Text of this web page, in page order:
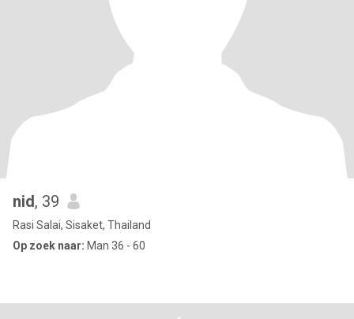
nid, 39
Rasi Salai, Sisaket, Thailand
Op zoek naar: Man 36 - 60